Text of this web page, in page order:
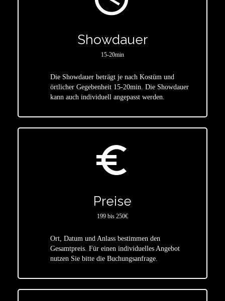
Showdauer
15-20min
Die Showdauer beträgt je nach Kostüm und
örtlicher Gegebenheit 15-20min. Die Showdauer
kann auch individuell angepasst werden.
euro_symbol
Preise
199 bis 250€
Ort, Datum und Anlass bestimmen den
Gesamtpreis. Für einen individuelles Angebot
nutzen Sie bitte die Buchungsanfrage.